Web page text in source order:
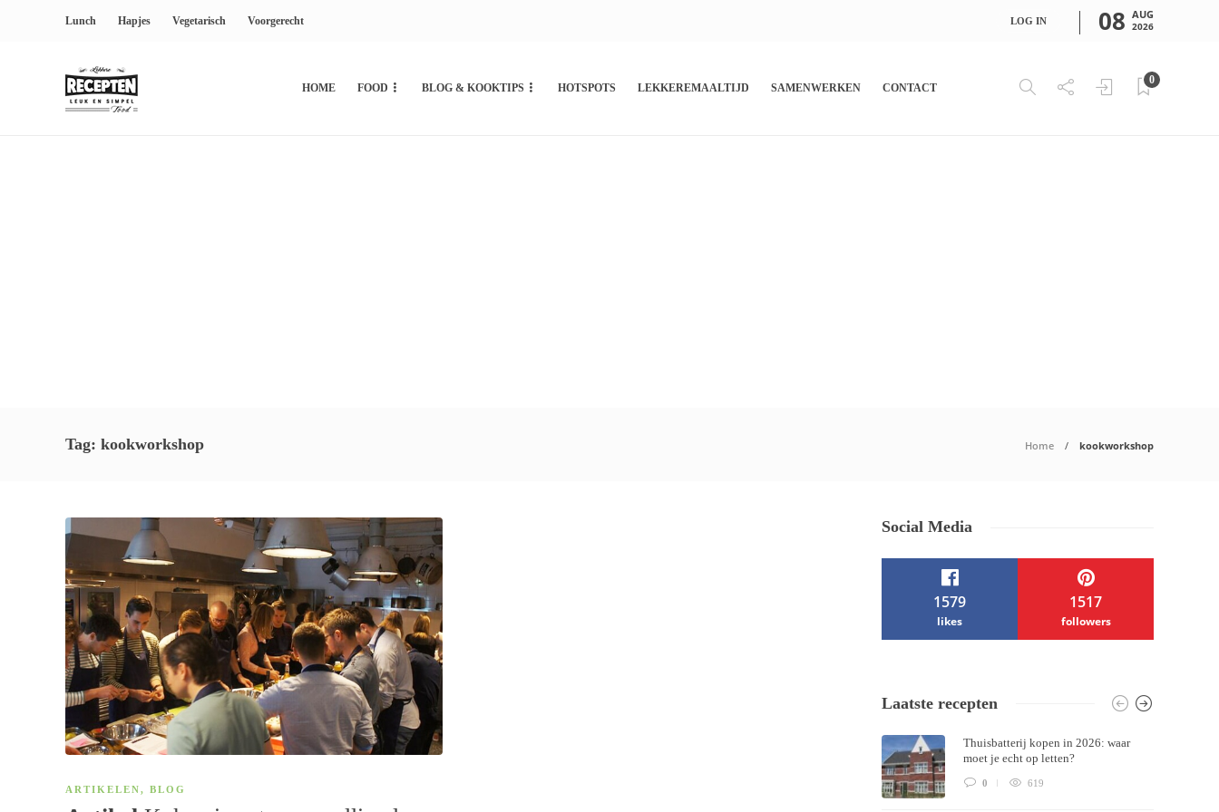
Lunch Hapjes Vegetarisch Voorgerecht LOG IN 08 AUG
2026
HOME FOOD BLOG & KOOKTIPS HOTSPOTS LEKKEREMAALTIJD SAMENWERKEN CONTACT
0
Tag: kookworkshop Home kookworkshop
ARTIKELEN, BLOG
Social Media
1579
likes
1517
followers
Themes bySilicon Themes . Join us right
now!
Laatste recepten
Thuisbatterij kopen in 2026: waar
moet je echt op letten?
0 619